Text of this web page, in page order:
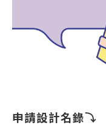
申請設計名錄⤵︎